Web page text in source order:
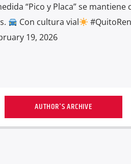
“Pico y Placa” se mantiene
Con cultura vial
19, 2026
AUTHOR'S ARCHIVE